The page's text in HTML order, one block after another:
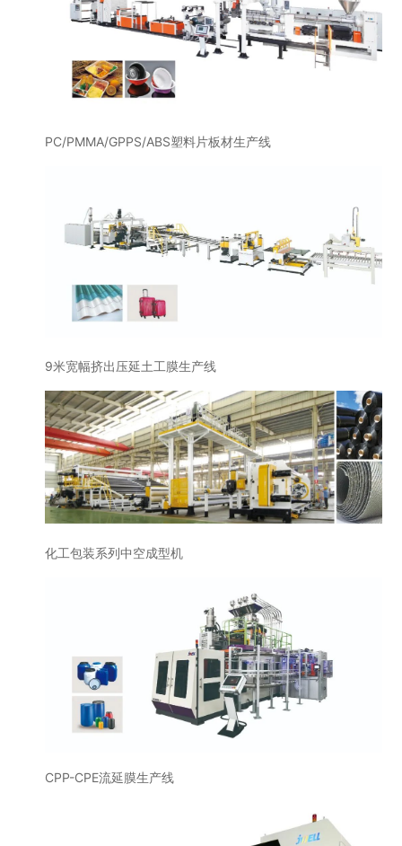
PC/PMMA/GPPS/ABS塑料片板材生产线
9米宽幅挤出压延土工膜生产线
化工包装系列中空成型机
CPP-CPE流延膜生产线